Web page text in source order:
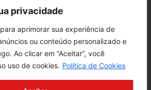
privacidade
aprimorar sua experiência de
ou conteúdo personalizado e
Ao clicar em “Aceitar”, você
uso de cookies. Política de Cookies
LinkedIn Instagram